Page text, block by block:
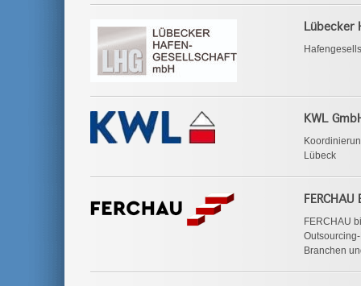
Lübecker
KWL
Lübeck
FERCHAU
Branchen